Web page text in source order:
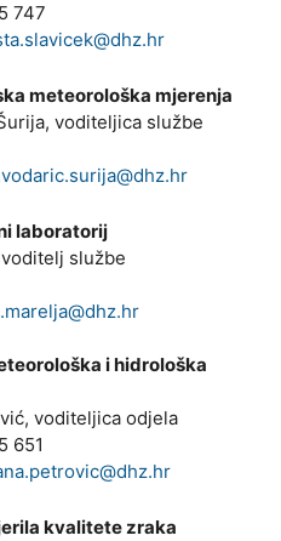
747
meteorološka mjerenja
voditeljica službe
laboratorij
službe
i hidrološka
voditeljica odjela
651
kvalitete zraka